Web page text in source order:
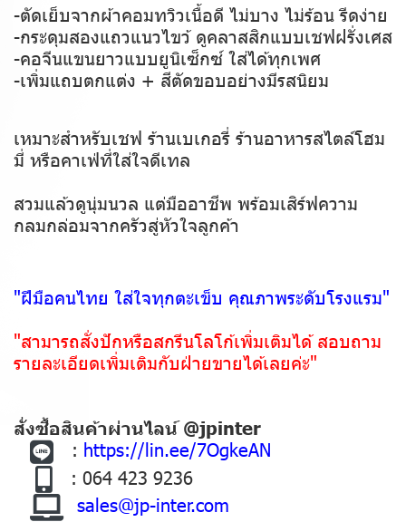
-ตัดเย็บจากผ้าคอมทวิวเนื้อดี ไม่บาง ไม่ร้อน รีดง่าย
-กระดุมสองแถวแนวไขว้ ดูคลาสสิกแบบเชฟฝรั่งเศส
-คอจีนแขนยาวแบบยูนิเซ็กซ์ ใส่ได้ทุกเพศ
-เพิ่มแถบตกแต่ง + สีตัดขอบอย่างมีรสนิยม
เหมาะสำหรับเชฟ ร้านเบเกอรี่ ร้านอาหารสไตล์โฮม
มี่ หรือคาเฟ่ที่ใส่ใจดีเทล
สวมแล้วดูนุ่มนวล แต่มืออาชีพ พร้อมเสิร์ฟความ
กลมกล่อมจากครัวสู่หัวใจลูกค้า
"ฝีมือคนไทย ใส่ใจทุกตะเข็บ คุณภาพระดับโรงแรม"
"สามารถสั่งปักหรือสกรีนโลโก้เพิ่มเติมได้ สอบถาม
รายละเอียดเพิ่มเติมกับฝ่ายขายได้เลยค่ะ"
สั่งซื้อสินค้าผ่านไลน์ @jpinter
: https://lin.ee/7OgkeAN
: 064 423 9236
sales@jp-inter.com